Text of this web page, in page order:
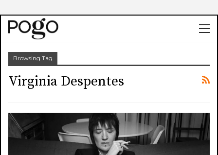
Browsing Tag
Virginia Despentes